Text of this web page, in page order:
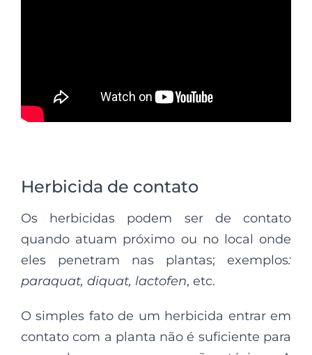
Herbicida de contato
Os herbicidas podem ser de contato
quando atuam próximo ou no local onde
eles penetram nas plantas; exemplos:
paraquat, diquat, lactofen, etc.
O simples fato de um herbicida entrar em
contato com a planta não é suficiente para